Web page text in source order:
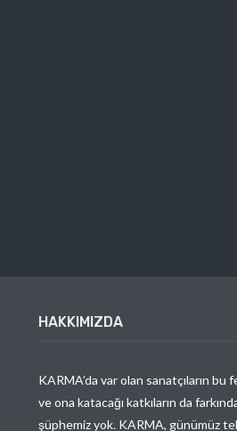
HAKKIMIZDA
KARMA’da var olan sanatçıların bu
ve ona katacağı katkıların da
şüphemiz yok. KARMA, günümüz